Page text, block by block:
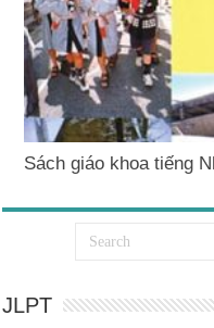
Sách giáo khoa tiếng
JLPT